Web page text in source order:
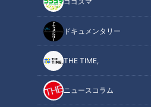
ドキュメンタリー
THE TIME,
ニュースコラム
装やメイクはどんな感じで…と思
していた！メイク室だからこそ展
ークをぜひご覧ください！
■チャンネル登録・コメント＆グ
します！■